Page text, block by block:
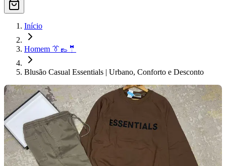
Início
Homem 👔👞🤵
Blusão Casual Essentials | Urbano, Conforto e Desconto